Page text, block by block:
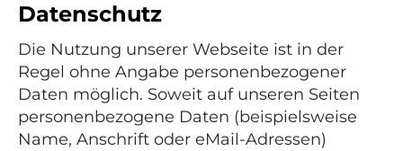
Datenschutz
Die Nutzung unserer Webseite ist in der
Regel ohne Angabe personenbezogener
Daten möglich. Soweit auf unseren Seiten
personenbezogene Daten (beispielsweise
Name, Anschrift oder eMail-Adressen)